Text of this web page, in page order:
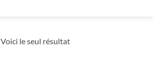
Voici le seul résultat